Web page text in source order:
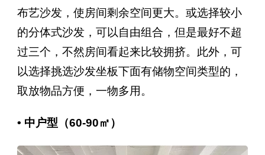
布艺沙发，使房间剩余空间更大。或选择较小
的分体式沙发，可以自由组合，但是最好不超
过三个，不然房间看起来比较拥挤。此外，可
以选择挑选沙发坐板下面有储物空间类型的，
取放物品方便，一物多用。
• 中户型（60-90㎡）